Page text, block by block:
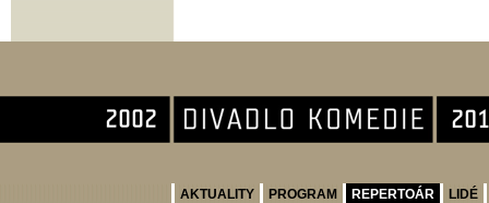
AKTUALITY PROGRAM REPERTOÁR
LIDÉ